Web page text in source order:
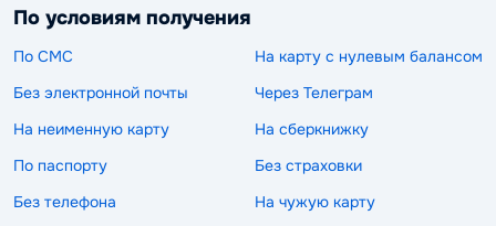
По условиям получения
По СМС
На карту с нулевым балансом
Без электронной почты
Через Телеграм
На неименную карту
На сберкнижку
По паспорту
Без страховки
Без телефона
На чужую карту